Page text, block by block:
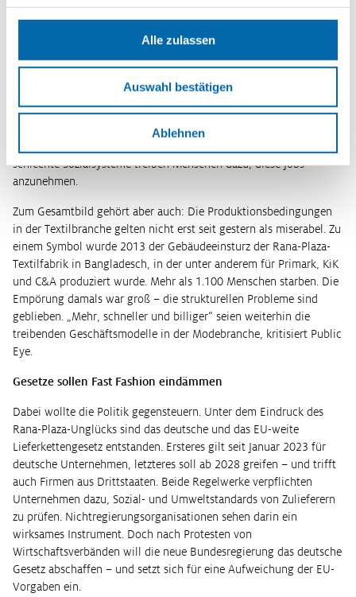
Alle zulassen
Auswahl bestätigen
Ablehnen
zudem bereits Fälle von Kinderarbeit bei Zuliefern festgestellt.
Das Unternehmen verspricht, seine mehr als 5.500 Zulieferer
stärker zu kontrollieren und weist Vorwürfe des Lohn-Dumpings
behauptet Shein-Manager Tang. Auch Kritiker wie Hachfeld
bestätigen, dass einzelne Beschäftigte auskömmliche, teils sogar
überdurchschnittliche Monatslöhne erhalten – hinter denen aber
schlechte Sozialsysteme treiben Menschen dazu, diese Jobs
anzunehmen.
Zum Gesamtbild gehört aber auch: Die Produktionsbedingungen
in der Textilbranche gelten nicht erst seit gestern als miserabel. Zu
einem Symbol wurde 2013 der Gebäudeeinsturz der Rana-Plaza-
Textilfabrik in Bangladesch, in der unter anderem für Primark, KiK
und C&A produziert wurde. Mehr als 1.100 Menschen starben. Die
Empörung damals war groß – die strukturellen Probleme sind
geblieben. „Mehr, schneller und billiger“ seien weiterhin die
treibenden Geschäftsmodelle in der Modebranche, kritisiert Public
Eye.
Gesetze sollen Fast Fashion eindämmen
Dabei wollte die Politik gegensteuern. Unter dem Eindruck des
Rana-Plaza-Unglücks sind das deutsche und das EU-weite
Lieferkettengesetz entstanden. Ersteres gilt seit Januar 2023 für
deutsche Unternehmen, letzteres soll ab 2028 greifen – und trifft
auch Firmen aus Drittstaaten. Beide Regelwerke verpflichten
Unternehmen dazu, Sozial- und Umweltstandards von Zulieferern
zu prüfen. Nichtregierungsorganisationen sehen darin ein
wirksames Instrument. Doch nach Protesten von
Wirtschaftsverbänden will die neue Bundesregierung das deutsche
Gesetz abschaffen – und setzt sich für eine Aufweichung der EU-
Vorgaben ein.